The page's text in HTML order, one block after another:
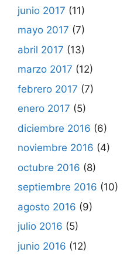
junio 2017 (11)
mayo 2017 (7)
abril 2017 (13)
marzo 2017 (12)
febrero 2017 (7)
enero 2017 (5)
diciembre 2016 (6)
noviembre 2016 (4)
octubre 2016 (8)
septiembre 2016 (10)
agosto 2016 (9)
julio 2016 (5)
junio 2016 (12)